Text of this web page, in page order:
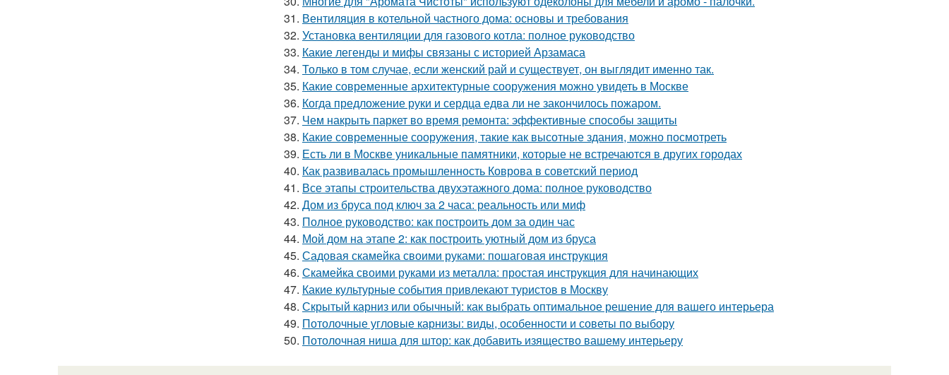
31. Вентиляция в котельной частного дома: основы и требования
32. Установка вентиляции для газового котла: полное руководство
33. Какие легенды и мифы связаны с историей Арзамаса
34. Только в том случае, если женский рай и существует, он выглядит именно так.
35. Какие современные архитектурные сооружения можно увидеть в Москве
36. Когда предложение руки и сердца едва ли не закончилось пожаром.
37. Чем накрыть паркет во время ремонта: эффективные способы защиты
38. Какие современные сооружения, такие как высотные здания, можно посмотреть
39. Есть ли в Москве уникальные памятники, которые не встречаются в других городах
40. Как развивалась промышленность Коврова в советский период
41. Все этапы строительства двухэтажного дома: полное руководство
42. Дом из бруса под ключ за 2 часа: реальность или миф
43. Полное руководство: как построить дом за один час
44. Мой дом на этапе 2: как построить уютный дом из бруса
45. Садовая скамейка своими руками: пошаговая инструкция
46. Скамейка своими руками из металла: простая инструкция для начинающих
47. Какие культурные события привлекают туристов в Москву
48. Скрытый карниз или обычный: как выбрать оптимальное решение для вашего интерьера
49. Потолочные угловые карнизы: виды, особенности и советы по выбору
50. Потолочная ниша для штор: как добавить изящество вашему интерьеру